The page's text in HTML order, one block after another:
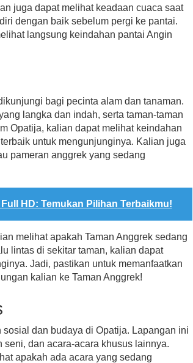
juga dapat melihat keadaan cuaca saat
dengan baik sebelum pergi ke pantai.
langsung keindahan pantai Angin
bagi pecinta alam dan tanaman.
langka dan indah, serta taman-taman
Opatija, kalian dapat melihat keindahan
untuk mengunjunginya. Kalian juga
pameran anggrek yang sedang
HD: Temukan Pilihan Terbaikmu!
melihat apakah Taman Anggrek sedang
lintas di sekitar taman, kalian dapat
Jadi, pastikan untuk memanfaatkan
kalian ke Taman Anggrek!
dan budaya di Opatija. Lapangan ini
dan acara-acara khusus lainnya.
apakah ada acara yang sedang